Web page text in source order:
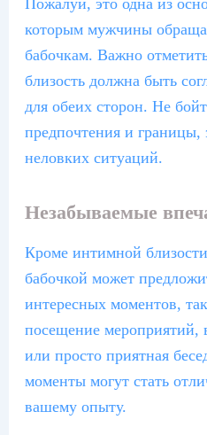
Пожалуй, это одна из
которым мужчины
бабочкам. Важно
близость должна быть
для обеих сторон. Не
предпочтения и границы,
неловких ситуаций.
Незабываемые
Кроме интимной
бабочкой может
интересных моментов,
посещение мероприятий,
или просто приятная
моменты могут стать
вашему опыту.